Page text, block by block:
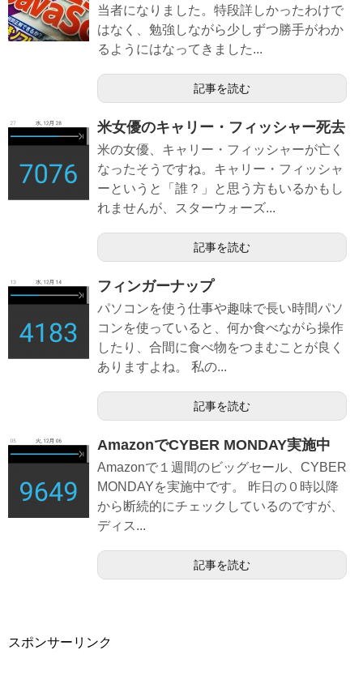
当者になりました。特段詳しかったわけで
はなく、勉強しながら少しずつ勝手がわか
るようにはなってきました...
記事を読む
米女優のキャリー・フィッシャー死去
米の女優、キャリー・フィッシャーが亡く
なったそうですね。キャリー・フィッシャ
ーというと「誰？」と思う方もいるかもし
れませんが、スターウォーズ...
記事を読む
フィンガーナップ
パソコンを使う仕事や趣味で長い時間パソ
コンを使っていると、何か食べながら操作
したり、合間に食べ物をつまむことが良く
ありますよね。 私の...
記事を読む
AmazonでCYBER MONDAY実施中
Amazonで１週間のビッグセール、CYBER
MONDAYを実施中です。 昨日の０時以降
から断続的にチェックしているのですが、
ディス...
記事を読む
スポンサーリンク